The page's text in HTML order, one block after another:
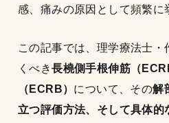
感、痛みの原因として頻繁
この記事では、理学療法士
くべき長橈側手根伸筋（
（ECRB） について、その解
立つ評価方法、そして具体